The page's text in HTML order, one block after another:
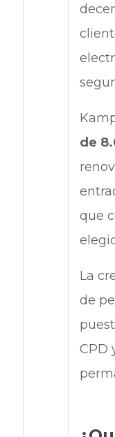
de
que
La
de
CPD